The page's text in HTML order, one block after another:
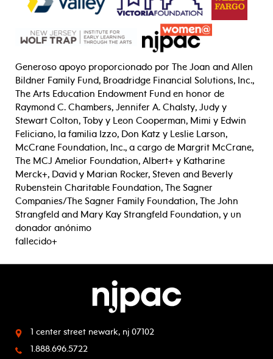
Generoso apoyo proporcionado por The Joan and Allen
Bildner Family Fund, Broadridge Financial Solutions, Inc.,
The Arts Education Endowment Fund en honor de
Raymond C. Chambers, Jennifer A. Chalsty, Judy y
Stewart Colton, Toby y Leon Cooperman, Mimi y Edwin
Feliciano, la familia Izzo, Don Katz y Leslie Larson,
McCrane Foundation, Inc., a cargo de Margrit McCrane,
The MCJ Amelior Foundation, Albert+ y Katharine
Merck+, David y Marian Rocker, Steven and Beverly
Rubenstein Charitable Foundation, The Sagner
Companies/The Sagner Family Foundation, The John
Strangfeld and Mary Kay Strangfeld Foundation, y un
donador anónimo
fallecido+
1 center street newark, nj 07102
1.888.696.5722